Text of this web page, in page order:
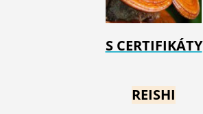
S CERTIFIKÁTY
REISHI